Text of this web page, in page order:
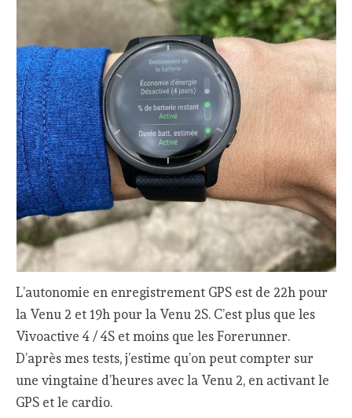
L’autonomie en enregistrement GPS est de 22h pour
la Venu 2 et 19h pour la Venu 2S. C’est plus que les
Vivoactive 4 / 4S et moins que les Forerunner.
D’après mes tests, j’estime qu’on peut compter sur
une vingtaine d’heures avec la Venu 2, en activant le
GPS et le cardio.